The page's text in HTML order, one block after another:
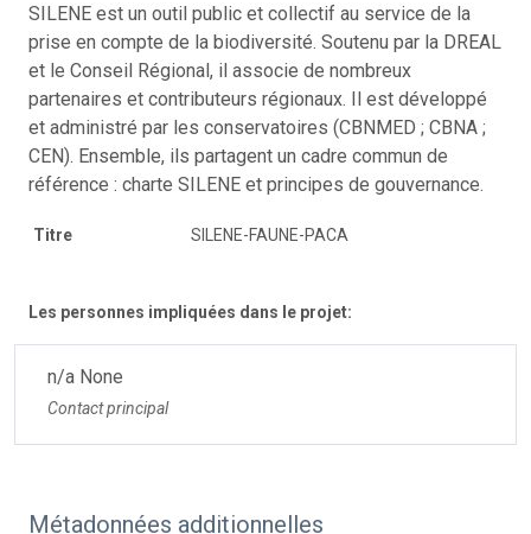
SILENE est un outil public et collectif au service de la
prise en compte de la biodiversité. Soutenu par la DREAL
et le Conseil Régional, il associe de nombreux
partenaires et contributeurs régionaux. Il est développé
et administré par les conservatoires (CBNMED ; CBNA ;
CEN). Ensemble, ils partagent un cadre commun de
référence : charte SILENE et principes de gouvernance.
Titre SILENE-FAUNE-PACA
Les personnes impliquées dans le projet:
n/a None
Contact principal
Métadonnées additionnelles